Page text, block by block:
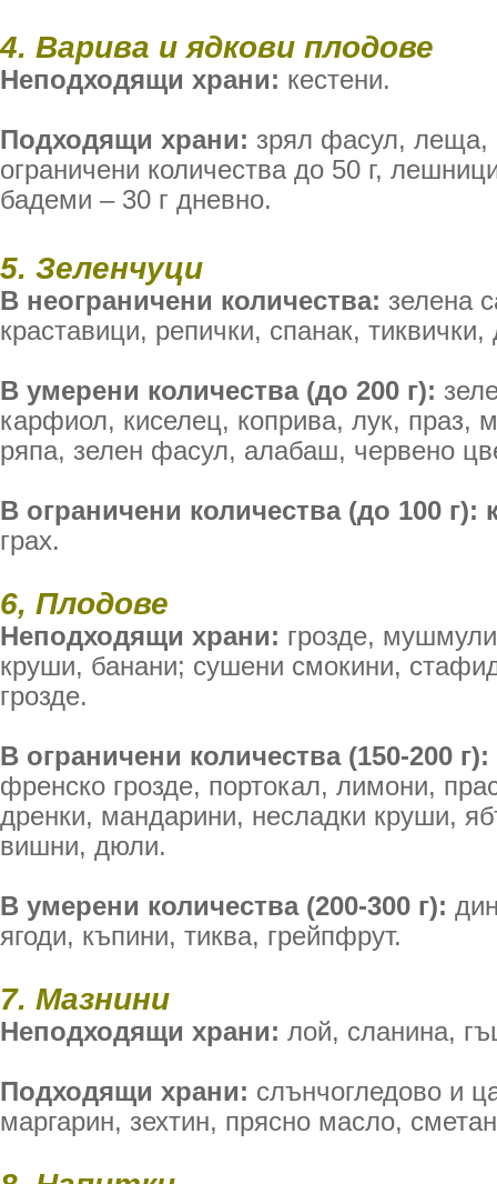
4. Варива и ядкови плодове
Неподходящи храни: кестени.
Подходящи храни: зрял фасул, леща,
ограничени количества до 50 г,
бадеми – 30 г дневно.
5. Зеленчуци
В неограничени количества: зелена
краставици, репички, спанак,
В умерени количества (до 200 г):
карфиол, киселец, коприва, лук, праз,
ряпа, зелен фасул, алабаш, червено
В ограничени количества (до 100 г):
грах.
6, Плодове
Неподходящи храни: грозде,
круши, банани; сушени смокини,
грозде.
В ограничени количества (150-200 г):
френско грозде, портокал, лимони,
дренки, мандарини, несладки круши,
вишни, дюли.
В умерени количества (200-300 г):
ягоди, къпини, тиква, грейпфрут.
7. Мазнини
Неподходящи храни: лой, сланина,
Подходящи храни: слънчогледово и
маргарин, зехтин, прясно масло,